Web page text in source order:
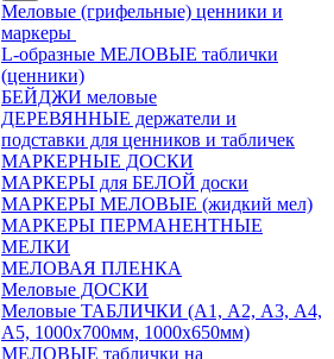
Меловые (грифельные) ценники и
маркеры
L-образные МЕЛОВЫЕ таблички
(ценники)
БЕЙДЖИ меловые
ДЕРЕВЯННЫЕ держатели и
подставки для ценников и табличек
МАРКЕРНЫЕ ДОСКИ
МАРКЕРЫ для БЕЛОЙ доски
МАРКЕРЫ МЕЛОВЫЕ (жидкий мел)
МАРКЕРЫ ПЕРМАНЕНТНЫЕ
МЕЛКИ
МЕЛОВАЯ ПЛЕНКА
Меловые ДОСКИ
Меловые ТАБЛИЧКИ (А1, А2, А3, А4,
А5, 1000х700мм, 1000х650мм)
МЕЛОВЫЕ таблички на